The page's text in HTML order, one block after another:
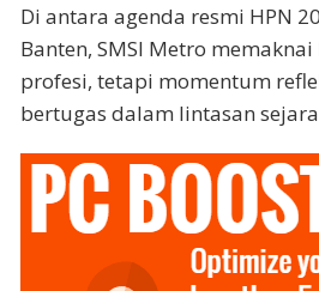
Di antara agenda resmi HPN
Banten, SMSI Metro
profesi, tetapi momentum
bertugas dalam lintasan